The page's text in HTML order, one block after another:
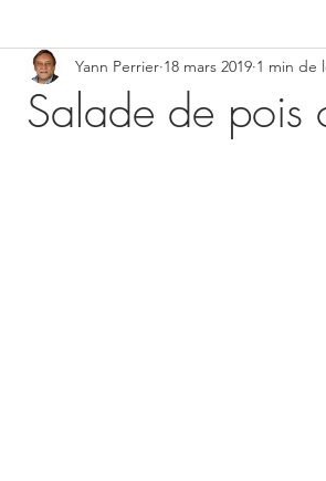
Salade de pois
Yann Perrier 18 mars 2019 1 min de